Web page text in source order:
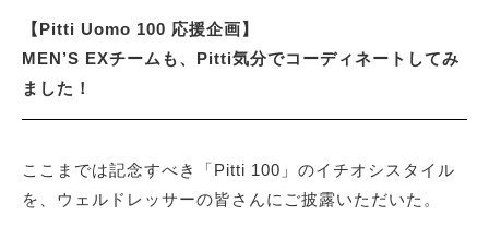
【Pitti Uomo 100 応援企画】
MEN’S EXチームも、Pitti気分でコーディネートしてみ
ました！
ここまでは記念すべき「Pitti 100」のイチオシスタイル
を、ウェルドレッサーの皆さんにご披露いただいた。
ABOUT SITE